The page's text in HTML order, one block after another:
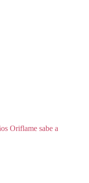
Oriflame sabe a